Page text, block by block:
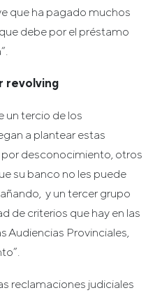
que ha pagado muchos
debe por el préstamo
revolving
un tercio de los
a plantear estas
desconocimiento, otros
su banco no les puede
y un tercer grupo
de criterios que hay en las
Audiencias Provinciales,
reclamaciones judiciales